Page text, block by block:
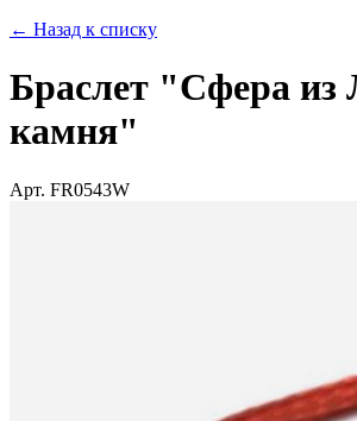
← Назад к списку
Браслет "Сфера из
камня"
Арт. FR0543W